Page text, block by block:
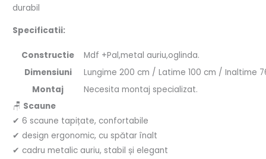
durabil
Specificatii:
Constructie
Mdf +Pal,metal auriu,oglinda.
Dimensiuni
Lungime 200 cm / Latime 100 cm / Inaltime
Montaj
Necesita montaj specializat.
🪑 Scaune
✔ 6 scaune tapițate, confortabile
✔ design ergonomic, cu spătar înalt
✔ cadru metalic auriu, stabil și elegant